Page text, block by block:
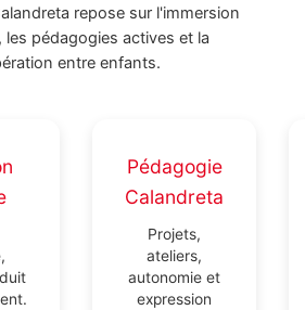
repose sur l'immersion
les pédagogies actives et la
entre enfants.
Pédagogie
Calandreta
Projets,
ateliers,
autonomie et
expression